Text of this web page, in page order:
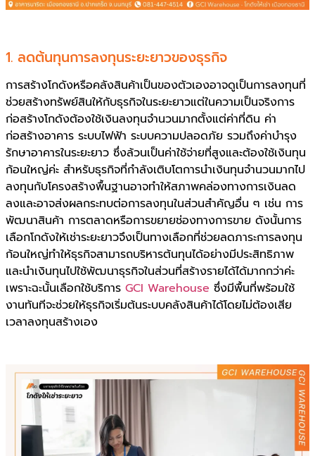
1. ลดต้นทุนการลงทุนระยะยาวของธุรกิจ
การสร้างโกดังหรือคลังสินค้าเป็นของตัวเองอาจดูเป็นการลงทุนที่
ช่วยสร้างทรัพย์สินให้กับธุรกิจในระยะยาวแต่ในความเป็นจริงการ
ก่อสร้างโกดังต้องใช้เงินลงทุนจำนวนมากตั้งแต่ค่าที่ดิน ค่า
ก่อสร้างอาคาร ระบบไฟฟ้า ระบบความปลอดภัย รวมถึงค่าบำรุง
รักษาอาคารในระยะยาว ซึ่งล้วนเป็นค่าใช้จ่ายที่สูงและต้องใช้เงินทุน
ก้อนใหญ่ค่ะ สำหรับธุรกิจที่กำลังเติบโตการนำเงินทุนจำนวนมากไป
ลงทุนกับโครงสร้างพื้นฐานอาจทำให้สภาพคล่องทางการเงินลด
ลงและอาจส่งผลกระทบต่อการลงทุนในส่วนสำคัญอื่น ๆ เช่น การ
พัฒนาสินค้า การตลาดหรือการขยายช่องทางการขาย ดังนั้นการ
เลือกโกดังให้เช่าระยะยาวจึงเป็นทางเลือกที่ช่วยลดภาระการลงทุน
ก้อนใหญ่ทำให้ธุรกิจสามารถบริหารต้นทุนได้อย่างมีประสิทธิภาพ
และนำเงินทุนไปใช้พัฒนาธุรกิจในส่วนที่สร้างรายได้ได้มากกว่าค่ะ
เพราะฉะนั้นเลือกใช้บริการ GCI Warehouse ซึ่งมีพื้นที่พร้อมใช้
งานทันทีจะช่วยให้ธุรกิจเริ่มต้นระบบคลังสินค้าได้โดยไม่ต้องเสีย
เวลาลงทุนสร้างเอง